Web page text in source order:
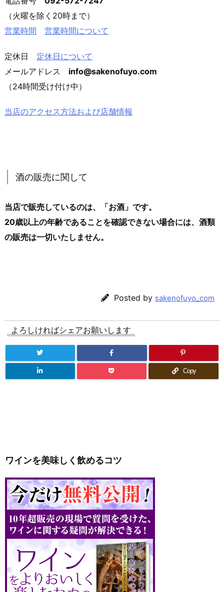
（火曜を除く20時まで）
営業時間
営業時間について
定休日 定休日について
メールアドレス info@sakenofuyo.com
（24時間受け付け中）
当店のアクセス方法および店舗情報
酒の販売に関して
当店で販売しているのは、「お酒」です。
20歳以上の年齢であることを確認できない場合には、酒類
の販売は一切いたしません。
Posted by sakenofuyo_com
よろしければシェアお願いします
Copy
ワインを美味しく飲めるコツ